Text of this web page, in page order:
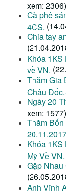
xem: 2306)
Cà phê
4CS.
Chia tay
Khóa 1KS
về VN.
Thăm Gia
Châu
Ngày 20
xem: 1577)
Thăm
20.11.2017
Khóa 1KS
Mỹ Về VN.
Gặp Nhau
Anh Vĩnh